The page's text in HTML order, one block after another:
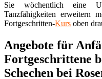
Sie wöchentlich eine
Tanzfähigkeiten erweitern
Fortgeschritten-Kurs oben
Angebote für
Fortgeschrittene
Schechen bei